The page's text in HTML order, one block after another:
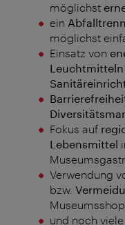
möglichst
ein
möglichst
Einsatz von
Leuchtmitteln
Fokus auf
Lebensmittel
Verwendung
bzw.
Museumsshop,
und noch viele